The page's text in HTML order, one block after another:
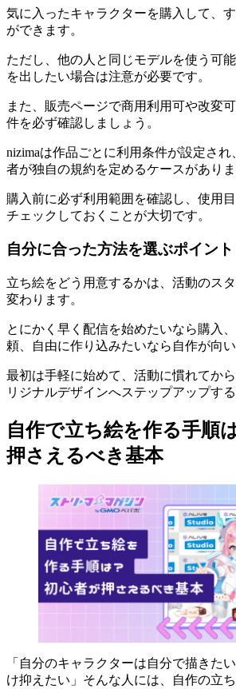
気に入ったキャラクターを購入して、
ができます。
ただし、他の人と同じモデルを使う可
を出したい場合は注意が必要です。
また、販売ページで商用利用可や改変
件を必ず確認しましょう。
nizimaは作品ごとに利用条件が設定さ
者が独自の規約を定めるケースがありま
購入前に必ず利用範囲を確認し、使用
チェックしておくことが大切です。
自分に合った方法を選ぶポイント
立ち絵をどう用意するかは、活動のス
変わります。
とにかく早く配信を始めたいなら購入
頼、自由に作り込みたいなら自作が向い
最初は手軽に始めて、活動に慣れてか
リジナルデザインへステップアップす
自作で立ち絵を作る手順
押さえるべき基本
「自分のキャラクターは自分で描きた
け抑えたい」そんな人には、自作の立